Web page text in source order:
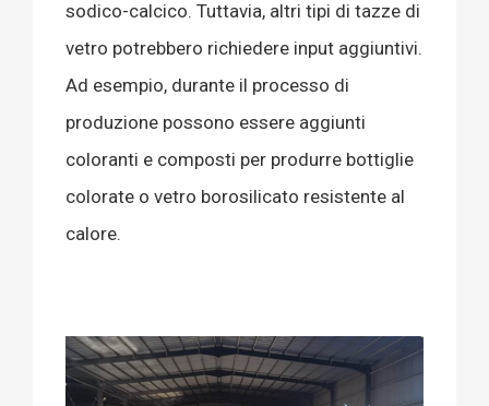
sodico-calcico. Tuttavia, altri tipi di tazze di
vetro potrebbero richiedere input aggiuntivi.
Ad esempio, durante il processo di
produzione possono essere aggiunti
coloranti e composti per produrre bottiglie
colorate o vetro borosilicato resistente al
calore.